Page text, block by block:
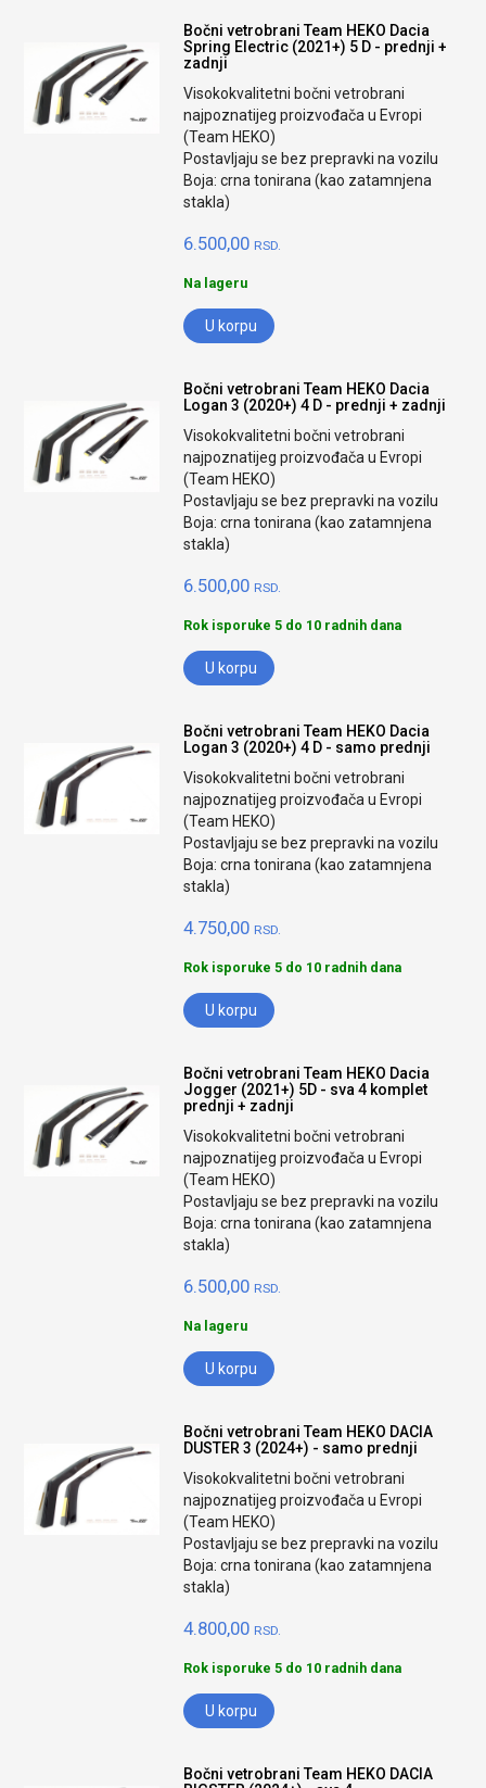
Bočni vetrobrani Team HEKO Dacia
Spring Electric (2021+) 5 D - prednji +
zadnji
Visokokvalitetni bočni vetrobrani
najpoznatijeg proizvođača u Evropi
(Team HEKO)
Postavljaju se bez prepravki na vozilu
Boja: crna tonirana (kao zatamnjena
stakla)
6.500,00 RSD.
Na lageru
U korpu
Bočni vetrobrani Team HEKO Dacia
Logan 3 (2020+) 4 D - prednji + zadnji
Visokokvalitetni bočni vetrobrani
najpoznatijeg proizvođača u Evropi
(Team HEKO)
Postavljaju se bez prepravki na vozilu
Boja: crna tonirana (kao zatamnjena
stakla)
6.500,00 RSD.
Rok isporuke 5 do 10 radnih dana
U korpu
Bočni vetrobrani Team HEKO Dacia
Logan 3 (2020+) 4 D - samo prednji
Visokokvalitetni bočni vetrobrani
najpoznatijeg proizvođača u Evropi
(Team HEKO)
Postavljaju se bez prepravki na vozilu
Boja: crna tonirana (kao zatamnjena
stakla)
4.750,00 RSD.
Rok isporuke 5 do 10 radnih dana
U korpu
Bočni vetrobrani Team HEKO Dacia
Jogger (2021+) 5D - sva 4 komplet
prednji + zadnji
Visokokvalitetni bočni vetrobrani
najpoznatijeg proizvođača u Evropi
(Team HEKO)
Postavljaju se bez prepravki na vozilu
Boja: crna tonirana (kao zatamnjena
stakla)
6.500,00 RSD.
Na lageru
U korpu
Bočni vetrobrani Team HEKO DACIA
DUSTER 3 (2024+) - samo prednji
Visokokvalitetni bočni vetrobrani
najpoznatijeg proizvođača u Evropi
(Team HEKO)
Postavljaju se bez prepravki na vozilu
Boja: crna tonirana (kao zatamnjena
stakla)
4.800,00 RSD.
Rok isporuke 5 do 10 radnih dana
U korpu
Bočni vetrobrani Team HEKO DACIA